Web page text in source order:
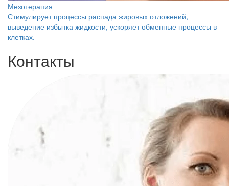
Мезотерапия
Стимулирует процессы распада жировых отложений,
выведение избытка жидкости, ускоряет обменные процессы в
клетках.
Контакты